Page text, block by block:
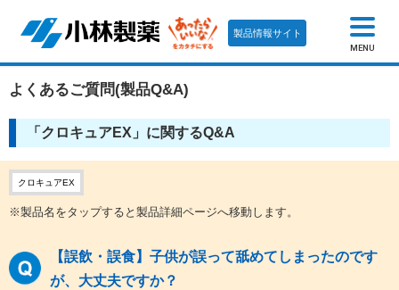
製品情報サイト
MENU
よくあるご質問(製品Q&A)
「クロキュアEX」に関するQ&A
クロキュアEX
※製品名をタップすると製品詳細ページへ移動します。
【誤飲・誤食】子供が誤って舐めてしまったのです
が、大丈夫ですか？